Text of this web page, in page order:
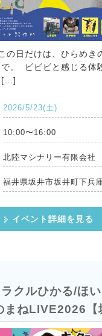
の日だけは、ひらめき
。 ビビビと感じる体
[...]
2026/5/23(土)
10:00〜16:00
北陸マシナリー有限会社
福井県坂井市坂井町下兵
イベント詳細を見る
ラクルひかる/ほ
まねLIVE2026【